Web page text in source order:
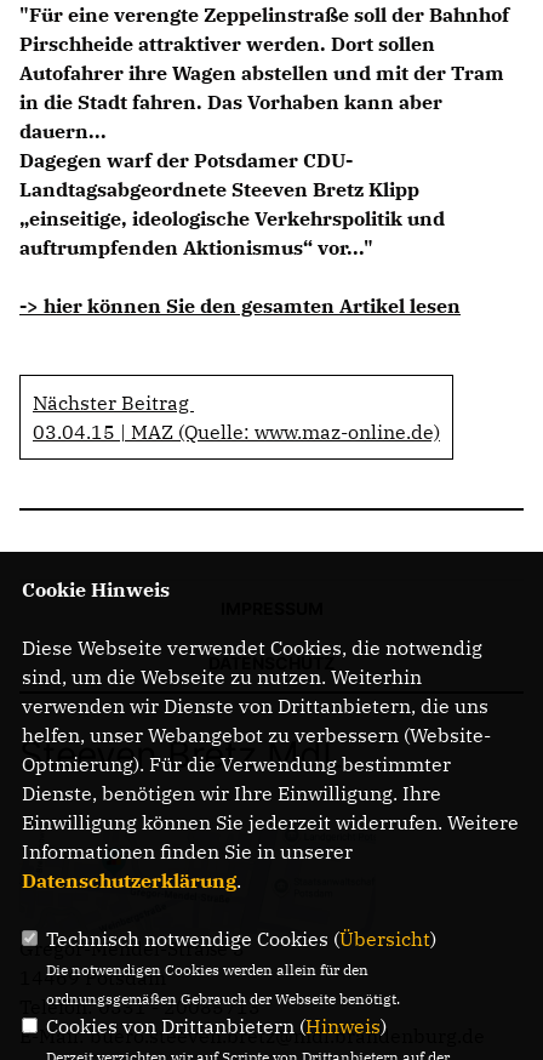
Kleine Anfragen
CDU Deutschland
CDU Fraktion im Brandenburger Landtag
CDU Brandenburg
CDU Potsdam
"Für eine verengte Zeppelinstraße soll der Bahnhof
Pirschheide attraktiver werden. Dort sollen
Autofahrer ihre Wagen abstellen und mit der Tram
in die Stadt fahren. Das Vorhaben kann aber
dauern...
Dagegen warf der Potsdamer CDU-
Landtagsabgeordnete Steeven Bretz Klipp
einseitige, ideologische Verkehrspolitik und
auftrumpfenden Aktionismus“ vor..."
-> hier können Sie den gesamten Artikel lesen
Nächster Beitrag
03.04.15 | MAZ (Quelle: www.maz-online.de)
Steeven Bretz MdL
Gregor-Mendel-Straße 3
14469 Potsdam
Telefon: 0331 - 20085713
E-Mail: buero.steeven.bretz@mdl.brandenburg.de
Cookie Hinweis
Diese Webseite verwendet Cookies, die notwendig
sind, um die Webseite zu nutzen. Weiterhin
verwenden wir Dienste von Drittanbietern, die uns
helfen, unser Webangebot zu verbessern (Website-
Optmierung). Für die Verwendung bestimmter
Dienste, benötigen wir Ihre Einwilligung. Ihre
Einwilligung können Sie jederzeit widerrufen. Weitere
Informationen finden Sie in unserer
Datenschutzerklärung.
Technisch notwendige Cookies (Übersicht)
Die notwendigen Cookies werden allein für den
ordnungsgemäßen Gebrauch der Webseite benötigt.
Cookies von Drittanbietern (Hinweis)